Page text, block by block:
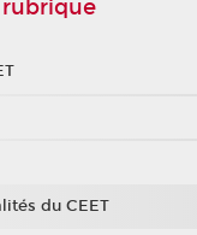
du CEET